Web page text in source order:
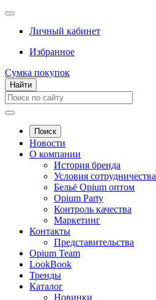
Личный кабинет
Избранное
Сумка покупок
Найти
Поиск
Новости
О компании
История бренда
Условия сотрудничества
Бельё Opium оптом
Opium Party
Контроль качества
Маркетинг
Контакты
Представительства
Opium Team
LookBook
Тренды
Каталог
Новинки